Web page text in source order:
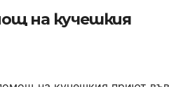
на кучешкия